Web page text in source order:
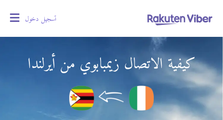
تسجيل دخول
كيفية الاتصال زيمبابوي من أيرلندا